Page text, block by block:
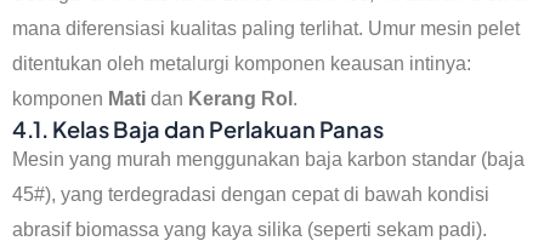
mana diferensiasi kualitas paling terlihat. Umur mesin pelet
ditentukan oleh metalurgi komponen keausan intinya:
komponen Mati dan Kerang Rol .
4.1. Kelas Baja dan Perlakuan Panas
Mesin yang murah menggunakan baja karbon standar (baja
45#), yang terdegradasi dengan cepat di bawah kondisi
abrasif biomassa yang kaya silika (seperti sekam padi).